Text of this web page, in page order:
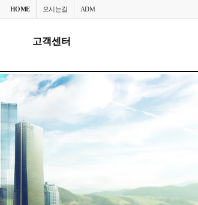
ADM
오시는길
HOME
고객센터
공지사항
고객센터